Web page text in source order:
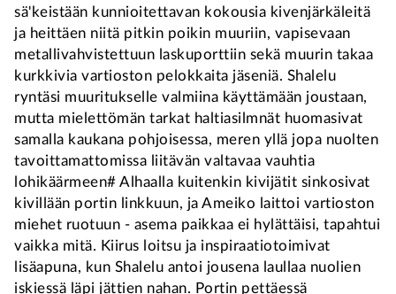
sä'keistään kunnioitettavan kokousia kivenjärkäleitä
ja heittäen niitä pitkin poikin muuriin, vapisevaan
metallivahvistettuun laskuporttiin sekä muurin takaa
kurkkivia vartioston pelokkaita jäseniä. Shalelu
ryntäsi muuritukselle valmiina käyttämään joustaan,
mutta mielettömän tarkat haltiasilmnät huomasivat
samalla kaukana pohjoisessa, meren yllä jopa nuolten
tavoittamattomissa liitävän valtavaa vauhtia
lohikäärmeen# Alhaalla kuitenkin kivijätit sinkosivat
kivillään portin linkkuun, ja Ameiko laittoi vartioston
miehet ruotuun - asema paikkaa ei hylättäisi, tapahtui
vaikka mitä. Kiirus loitsu ja inspiraatiotoimivat
lisäapuna, kun Shalelu antoi jousena laullaa nuolien
iskiessä läpi jättien nahan. Portin pettäessä